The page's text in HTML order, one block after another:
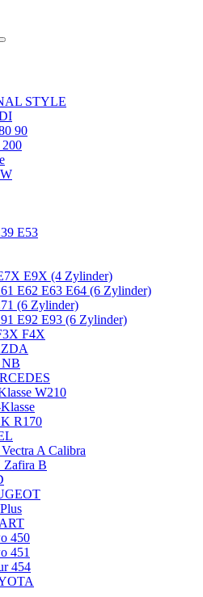
STYLE
90
E53
E9X (4 Zylinder)
E62 E63 E64 (6 Zylinder)
(6 Zylinder)
E92 E93 (6 Zylinder)
F4X
W210
R170
A Calibra
Zafira B
450
451
454